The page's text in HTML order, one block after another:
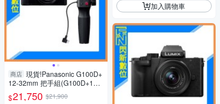
商店 現貨!Panasonic G100D+
12-32mm 把手組(G100D+123
2+SHGR2，公司貨)G100
$21,750 $21,900
加入購物車